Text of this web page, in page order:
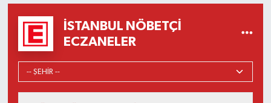
İSTANBUL NÖBETÇI
ECZANELER